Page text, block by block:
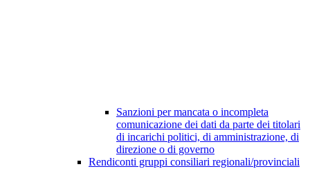
Sanzioni per mancata o incompleta
comunicazione dei dati da parte dei titolari
di incarichi politici, di amministrazione, di
direzione o di governo
Rendiconti gruppi consiliari regionali/provinciali